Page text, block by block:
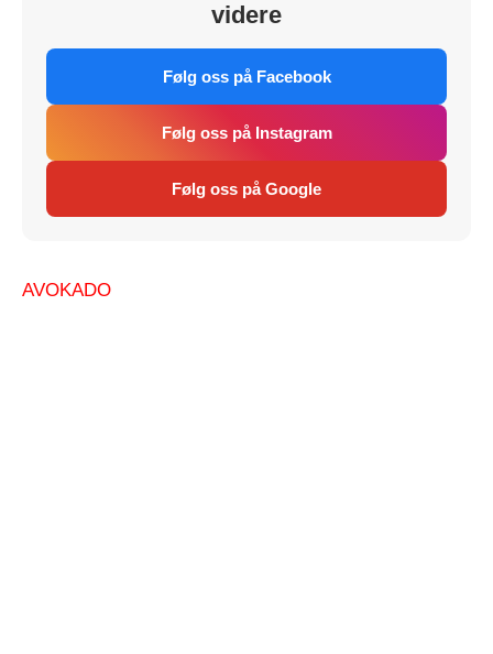
videre
Følg oss på Facebook
Følg oss på Instagram
Følg oss på Google
AVOKADO